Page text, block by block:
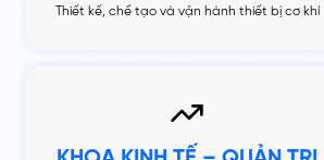
Thiết kế, chế tạo và vận hành thiết bị cơ khí